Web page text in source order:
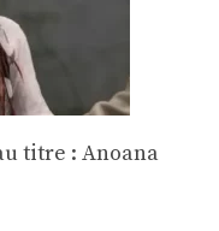
titre : Anoana